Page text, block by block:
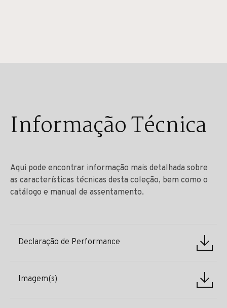
Informação Técnica
Aqui pode encontrar informação mais detalhada sobre
as características técnicas desta coleção, bem como o
catálogo e manual de assentamento.
Declaração de Performance
Imagem(s)